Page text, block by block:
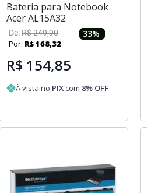
Bateria para Notebook
Acer AL15A32
De:R$249,90 33%
Por: R$168,32
R$ 154,85
À vista no PIXcom 8% OFF